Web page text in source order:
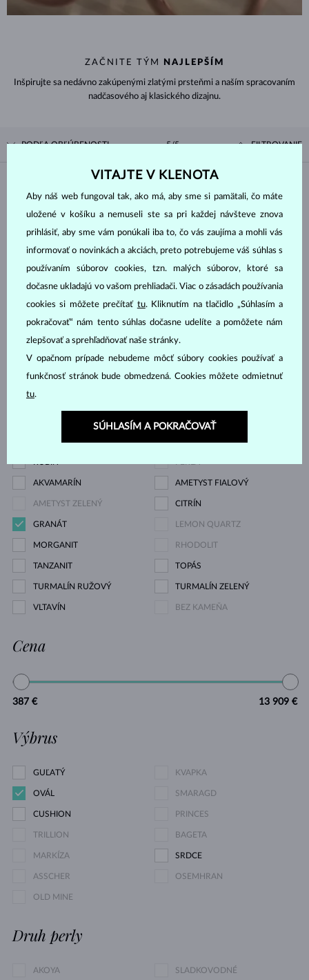
ZAČNITE TÝM NAJLEPŠÍM
Inšpirujte sa nedávno zakúpenými zlatými prsteňmi a naším spracovaním
nadčasového aj klasického dizajnu.
PODĽA OBĽÚBENOSTI 5/5 FILTROVANIE
Materiál
Drahokam
DIAMANT DIAMANT LAB GROWN
DIAMANT LAB GROWN
MODRÝ
DIAMANT LAB GROWN
RŮŽOVÝ
DIAMANT ČIERNY DIAMANT CHAMPAGNE
DIAMANT MODRÝ
DIAMANT ZELENÝ ZAFÍR MODRÝ
ZAFÍR RUŽOVÝ SMARAGD
AKVAMARÍN AMETYST FIALOVÝ
AMETYST ZELENÝ CITRÍN
GRANÁT LEMON QUARTZ
MORGANIT RHODOLIT
TANZANIT TOPÁS
TURMALÍN RUŽOVÝ TURMALÍN ZELENÝ
VLTAVÍN BEZ KAMEŇA
Cena
387 € 13 909 €
Výbrus
GUĽATÝ KVAPKA
OVÁL SMARAGD
CUSHION PRINCES
TRILLION BAGETA
MARKÍZA SRDCE
ASSCHER OSEMHRAN
OLD MINE
Druh perly
AKOYA SLADKOVODNÉ
VITAJTE V KLENOTA
Aby náš web fungoval tak, ako má, aby sme si pamätali, čo máte
uložené v košíku a nemuseli ste sa pri každej návšteve znova
prihlásiť, aby sme vám ponúkali iba to, čo vás zaujíma a mohli vás
informovať o novinkách a akciách, preto potrebujeme váš súhlas s
používaním súborov cookies, tzn. malých súborov, ktoré sa
dočasne ukladajú vo vašom prehliadači. Viac o zásadách používania
cookies si môžete prečítať tu. Kliknutím na tlačidlo „Súhlasím a
pokračovať“ nám tento súhlas dočasne udelíte a pomôžete nám
zlepšovať a sprehľadňovať naše stránky.
V opačnom prípade nebudeme môcť súbory cookies používať a
funkčnosť stránok bude obmedzená. Cookies môžete odmietnuť
tu.
SÚHLASÍM A POKRAČOVAŤ